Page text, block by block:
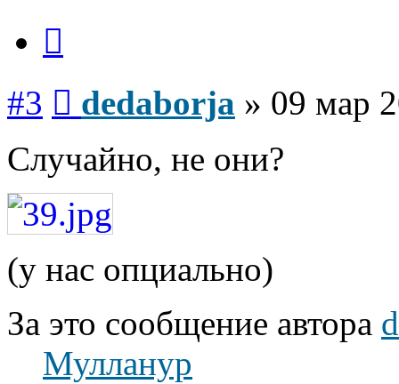
#3 dedaborja » 09 мар
Случайно, не они?
(у нас опциально)
За это сообщение автора
Мулланур